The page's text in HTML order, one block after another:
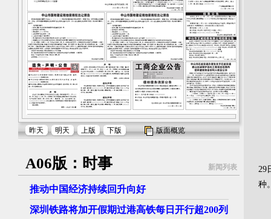
昨天 明天 上版 下版 版面概览
A06版：时事 新闻列表
推动中国经济持续回升向好
深圳铁路将加开假期过港高铁每日开行超200列
29
种